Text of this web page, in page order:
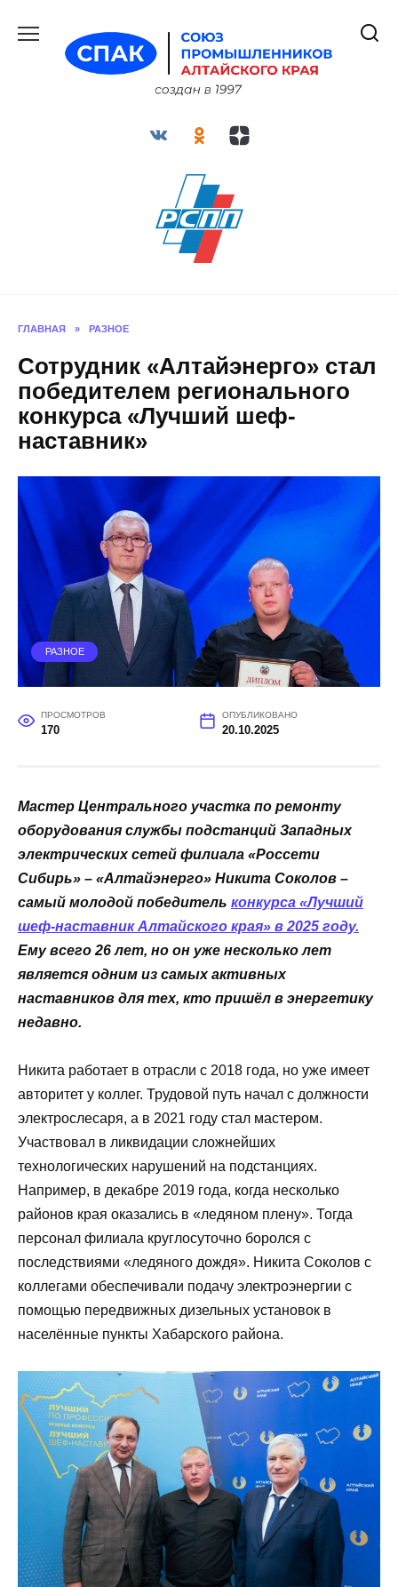
содержанию
ГЛАВНАЯ » РАЗНОЕ
Сотрудник «Алтайэнерго» стал
победителем регионального
конкурса «Лучший шеф-
наставник»
РАЗНОЕ
ПРОСМОТРОВ
170
ОПУБЛИКОВАНО
20.10.2025
Мастер Центрального участка по ремонту
оборудования службы подстанций Западных
электрических сетей филиала «Россети
Сибирь» – «Алтайэнерго» Никита Соколов –
самый молодой победитель конкурса «Лучший
шеф-наставник Алтайского края» в 2025 году.
Ему всего 26 лет, но он уже несколько лет
является одним из самых активных
наставников для тех, кто пришёл в энергетику
недавно.
Никита работает в отрасли с 2018 года, но уже имеет
авторитет у коллег. Трудовой путь начал с должности
электрослесаря, а в 2021 году стал мастером.
Участвовал в ликвидации сложнейших
технологических нарушений на подстанциях.
Например, в декабре 2019 года, когда несколько
районов края оказались в «ледяном плену». Тогда
персонал филиала круглосуточно боролся с
последствиями «ледяного дождя». Никита Соколов с
коллегами обеспечивали подачу электроэнергии с
помощью передвижных дизельных установок в
населённые пункты Хабарского района.